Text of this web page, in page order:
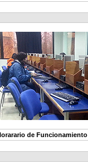
de Funcionamiento